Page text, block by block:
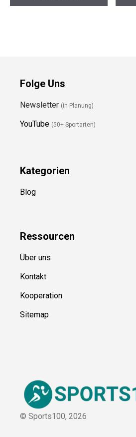
Folge Uns
Kategorien
Ressource
Über uns
© Sports100,